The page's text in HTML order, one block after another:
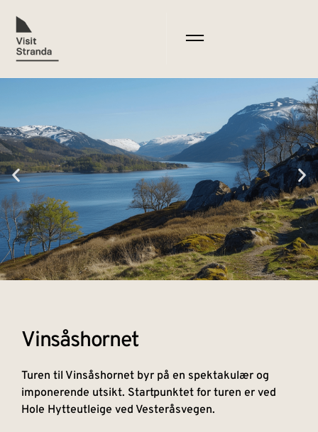
Vinsåshornet
Turen til Vinsåshornet byr på en spektakulær og
imponerende utsikt. Startpunktet for turen er ved
Hole Hytteutleige ved Vesteråsvegen.